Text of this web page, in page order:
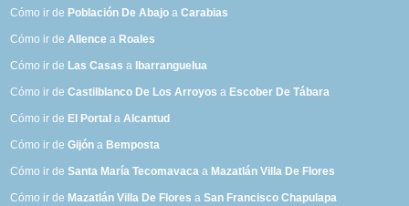
Cómo ir de Población De Abajo aCarabias
Cómo ir deAllence a Roales
Cómo ir de Las Casas a Ibarranguelua
Cómo ir deCastilblanco De Los Arroyos a Escober De Tábara
Cómo ir de El Portal aAlcantud
Cómo ir deGijón a Bemposta
Cómo ir deSanta María Tecomavaca a Mazatlán Villa De Flores
Cómo ir de Mazatlán Villa De Flores aSan Francisco Chapulapa